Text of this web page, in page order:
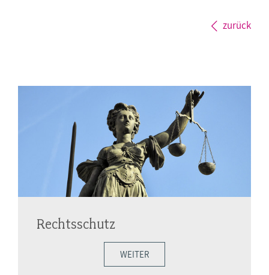
zurück
Rechtsschutz
WEITER